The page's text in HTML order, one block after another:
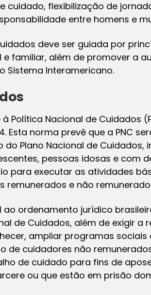
cuidado, flexibilização de
entre homens e
deve ser guiada por
familiar, além de promover a
Sistema Interamericano.
Política Nacional de Cuidados
Esta norma prevê que a PNC
Plano Nacional de Cuidados,
pessoas idosas e com
para executar as atividades
e não
ordenamento jurídico
de Cuidados, além de exigir a
ampliar programas sociais
de cuidadores não
de cuidado para fins de
ou que estão em prisão